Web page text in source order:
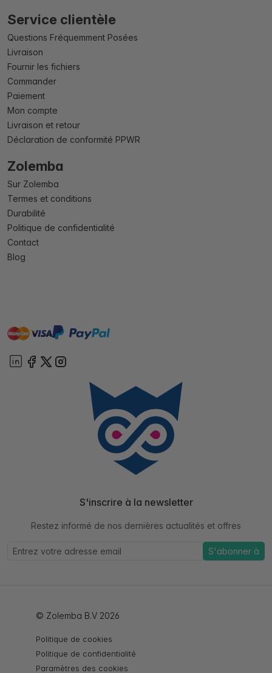
Service clientèle
Questions Fréquemment Posées
Livraison
Fournir les fichiers
Commander
Paiement
Mon compte
Livraison et retour
Déclaration de conformité PPWR
Zolemba
Sur Zolemba
Termes et conditions
Durabilité
Politique de confidentialité
Contact
Blog
mastervisa paypal
S'inscrire à la newsletter
Restez informé de nos dernières actualités et offres
S'abonner à
© Zolemba B.V 2026
Politique de cookies
Politique de confidentialité
Paramètres des cookies